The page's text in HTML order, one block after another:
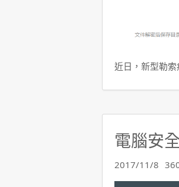
近日，新型勒
電腦安
2017/11/8